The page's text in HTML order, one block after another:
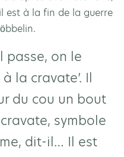
est à la fin de la guerre
passe, on le
la cravate’. Il
du cou un bout
symbole
dit-il… Il est